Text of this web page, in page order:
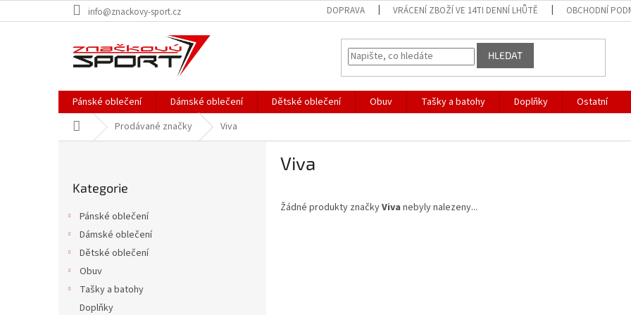
na
info@znackovy-sport.cz DOPRAVA VRÁCENÍ ZBOŽÍ VE 14TI DENNÍ LHŮTĚ OBCHODNÍ
HLEDAT
Pánské oblečení Dámské oblečení Dětské oblečení Obuv Tašky a batohy Doplňky
Ostatní
Domů Prodávané značky Viva
kategorie
Kategorie
Pánské oblečení
Dámské oblečení
Dětské oblečení
Obuv
Tašky a batohy
Doplňky
Viva
Žádné produkty značkyViva nebyly nalezeny...